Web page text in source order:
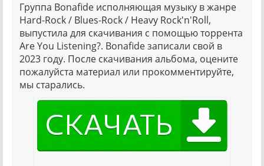
Группа Bonafide исполняющая музыку в жанре
Hard-Rock / Blues-Rock / Heavy Rock'n'Roll,
выпустила для скачивания с помощью торрента
Are You Listening?. Bonafide записали свой в
2023 году. После скачивания альбома, оцените
пожалуйста материал или прокомментируйте,
мы старались.